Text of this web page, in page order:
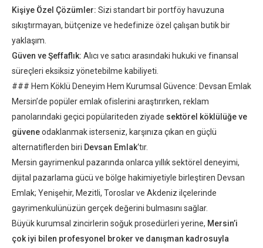
Kişiye Özel Çözümler: Sizi standart bir portföy havuzuna
sıkıştırmayan, bütçenize ve hedefinize özel çalışan butik bir
yaklaşım.
Güven ve Şeffaflık: Alıcı ve satıcı arasındaki hukuki ve finansal
süreçleri eksiksiz yönetebilme kabiliyeti.
### Hem Köklü Deneyim Hem Kurumsal Güvence: Devsan Emlak
Mersin’de popüler emlak ofislerini araştırırken, reklam
panolarındaki geçici popülariteden ziyade sektörel köklülüğe ve
güveneodaklanmak isterseniz, karşınıza çıkan en güçlü
alternatiflerden biri Devsan Emlak‘tır.
Mersin gayrimenkul pazarında onlarca yıllık sektörel deneyimi,
dijital pazarlama gücü ve bölge hakimiyetiyle birleştiren Devsan
Emlak; Yenişehir, Mezitli, Toroslar ve Akdeniz ilçelerinde
gayrimenkulünüzün gerçek değerini bulmasını sağlar.
Büyük kurumsal zincirlerin soğuk prosedürleri yerine, Mersin’i
çok iyi bilen profesyonel broker ve danışman kadrosuyla